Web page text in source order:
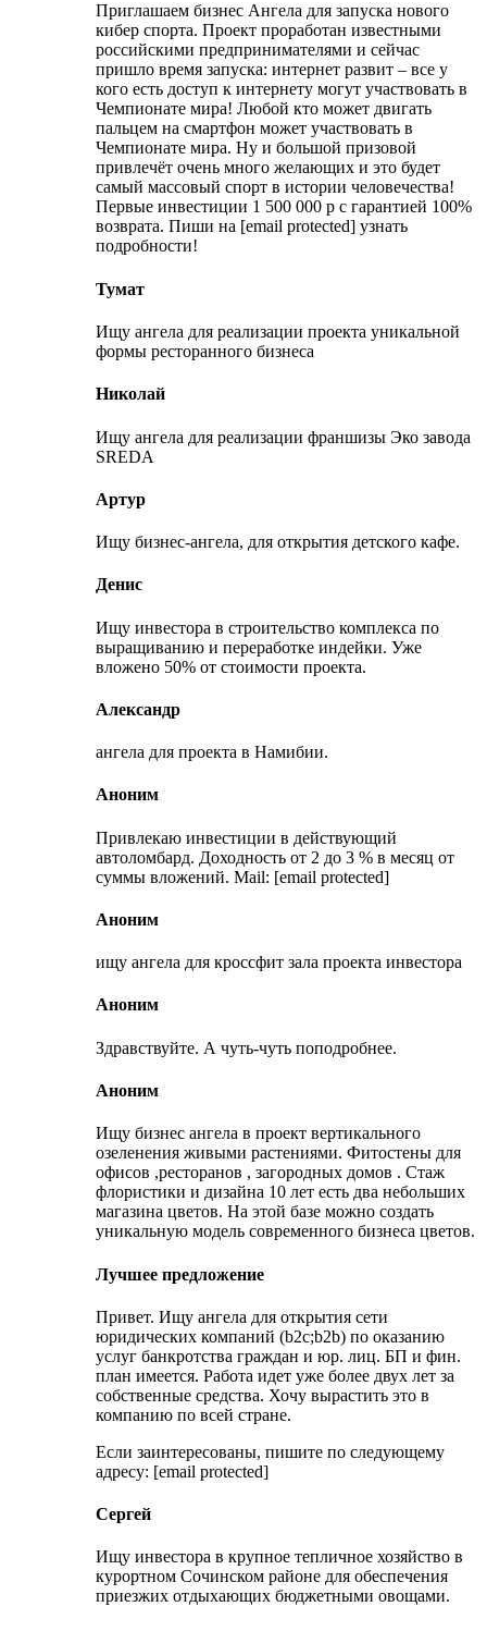
Приглашаем бизнес Ангела для запуска нового
кибер спорта. Проект проработан известными
российскими предпринимателями и сейчас
пришло время запуска: интернет развит – все у
кого есть доступ к интернету могут участвовать в
Чемпионате мира! Любой кто может двигать
пальцем на смартфон может участвовать в
Чемпионате мира. Ну и большой призовой
привлечёт очень много желающих и это будет
самый массовый спорт в истории человечества!
Первые инвестиции 1 500 000 р с гарантией 100%
возврата. Пиши на [email protected] узнать
подробности!
Тумат
Ищу ангела для реализации проекта уникальной
формы ресторанного бизнеса
Николай
Ищу ангела для реализации франшизы Эко завода
SREDA
Артур
Ищу бизнес-ангела, для открытия детского кафе.
Денис
Ищу инвестора в строительство комплекса по
выращиванию и переработке индейки. Уже
вложено 50% от стоимости проекта.
Александр
ангела для проекта в Намибии.
Аноним
Привлекаю инвестиции в действующий
автоломбард. Доходность от 2 до 3 % в месяц от
суммы вложений. Mail: [email protected]
Аноним
ищу ангела для кроссфит зала проекта инвестора
Аноним
Здравствуйте. А чуть-чуть поподробнее.
Аноним
Ищу бизнес ангела в проект вертикального
озеленения живыми растениями. Фитостены для
офисов ,ресторанов , загородных домов . Стаж
флористики и дизайна 10 лет есть два небольших
магазина цветов. На этой базе можно создать
уникальную модель современного бизнеса цветов.
Лучшее предложение
Привет. Ищу ангела для открытия сети
юридических компаний (b2c;b2b) по оказанию
услуг банкротства граждан и юр. лиц. БП и фин.
план имеется. Работа идет уже более двух лет за
собственные средства. Хочу вырастить это в
компанию по всей стране.
Если заинтересованы, пишите по следующему
адресу: [email protected]
Сергей
Ищу инвестора в крупное тепличное хозяйство в
курортном Сочинском районе для обеспечения
приезжих отдыхающих бюджетными овощами.